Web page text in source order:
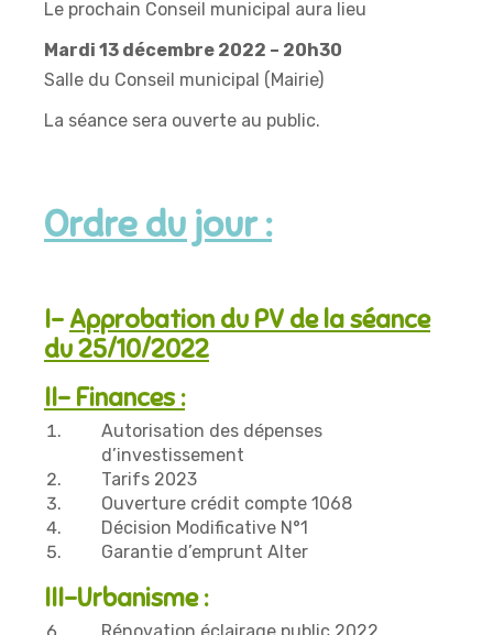
Le prochain Conseil municipal aura lieu
Mardi 13 décembre 2022 – 20h30
Salle du Conseil municipal (Mairie)
La séance sera ouverte au public.
Ordre du jour :
I- Approbation du PV de la séance
du 25/10/2022
II- Finances :
Autorisation des dépenses
d’investissement
Tarifs 2023
Ouverture crédit compte 1068
Décision Modificative N°1
Garantie d’emprunt Alter
III-Urbanisme :
Rénovation éclairage public 2022